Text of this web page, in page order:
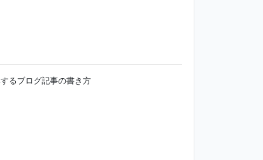
るブログ記事の書き方